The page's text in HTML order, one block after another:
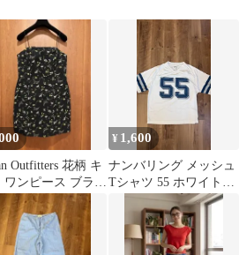
Outfitters 花柄 キ
ワンピース ブラッ
ニ丈
¥ 1,600
ナンバリング メッシュ
Tシャツ 55 ホワイト
海外ファッション